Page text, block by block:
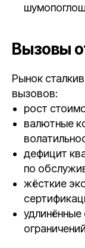
Вызовы
Рынок
вызовов:
рост
валютные
дефицит
по
жёсткие